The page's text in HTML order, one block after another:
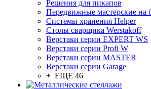
Решения для пикапов
Передвижные мастерские на
Системы хранения Helper
Столы сварщика Werstakoff
Верстаки серии EXPERT WS
Верстаки серии Profi W
Верстаки серии MASTER
Верстаки серии Garage
+ ЕЩЕ 46